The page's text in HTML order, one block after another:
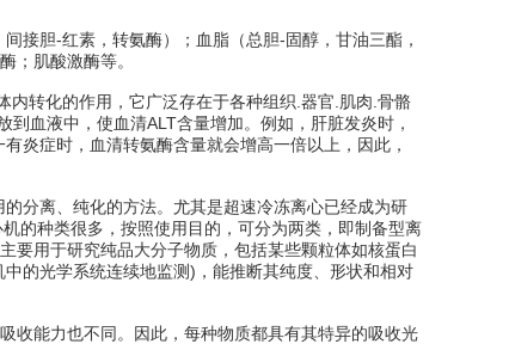
接胆-红素，转氨酶）；血脂（总胆-固醇，甘油三酯，
；肌酸激酶等。
转化的作用，它广泛存在于各种组织.器官.肌肉.骨骼
血液中，使血清ALT含量增加。例如，肝脏发炎时，
炎症时，血清转氨酶含量就会增高一倍以上，因此，
分离、纯化的方法。尤其是超速冷冻离心已经成为研
的种类很多，按照使用目的，可分为两类，即制备型离
要用于研究纯品大分子物质，包括某些颗粒体如核蛋白
的光学系统连续地监测)，能推断其纯度、形状和相对
收能力也不同。因此，每种物质都具有其特异的吸收光